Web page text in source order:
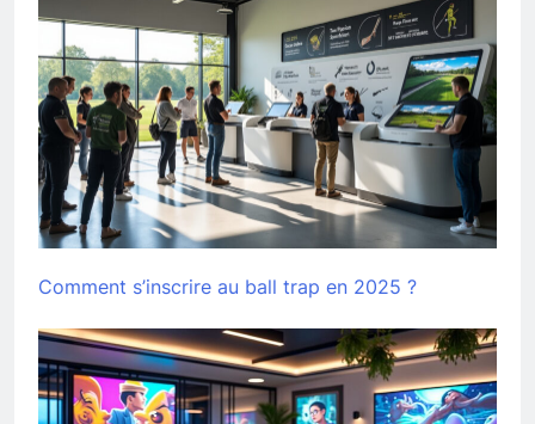
Comment s’inscrire au ball trap en 2025 ?